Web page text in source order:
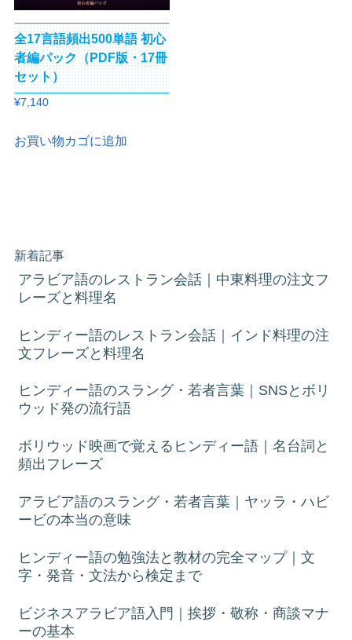
全17言語頻出500単語 初心
者編パック（PDF版・17冊
セット）
¥7,140
お買い物カゴに追加
新着記事
アラビア語のレストラン会話｜中東料理の注文フ
レーズと料理名
ヒンディー語のレストラン会話｜インド料理の注
文フレーズと料理名
ヒンディー語のスラング・若者言葉｜SNSとボリ
ウッド発の流行語
ボリウッド映画で覚えるヒンディー語｜名台詞と
頻出フレーズ
アラビア語のスラング・若者言葉｜ヤッラ・ハビ
ービの本当の意味
ヒンディー語の勉強法と教材の完全マップ｜文
字・発音・文法から検定まで
ビジネスアラビア語入門｜挨拶・敬称・商談マナ
ーの基本